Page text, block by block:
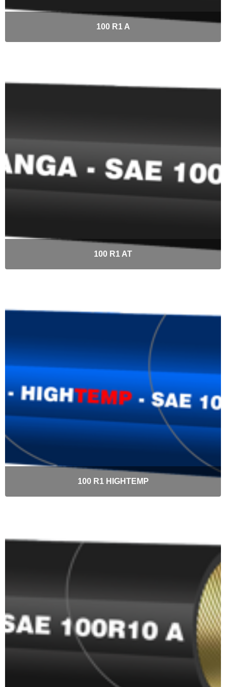
100 R1 A
100 R1 AT
100 R1 HIGHTEMP